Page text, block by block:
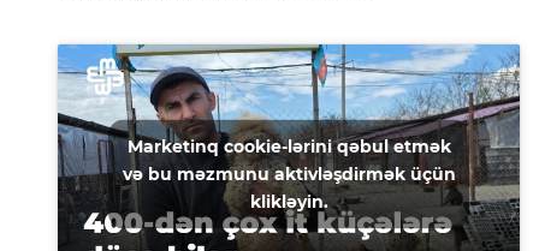
Marketinq cookie-lərini qəbul etmək
və bu məzmunu aktivləşdirmək üçün
klikləyin.